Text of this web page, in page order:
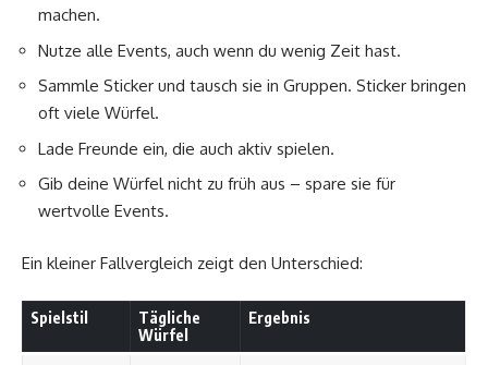
machen.
Nutze alle Events, auch wenn du wenig Zeit hast.
Sammle Sticker und tausch sie in Gruppen. Sticker bringen
oft viele Würfel.
Lade Freunde ein, die auch aktiv spielen.
Gib deine Würfel nicht zu früh aus – spare sie für
wertvolle Events.
Ein kleiner Fallvergleich zeigt den Unterschied:
Spielstil
Tägliche
Würfel
Ergebnis